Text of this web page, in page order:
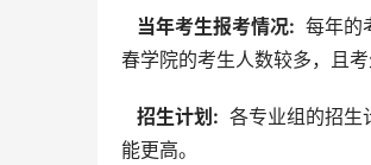
  当年考生报考情况:
每年的
春学院的考生人数较多，且
  招生计划:
各专业组的招生
能更高。